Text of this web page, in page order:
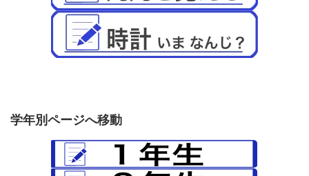
学年別ページへ移動